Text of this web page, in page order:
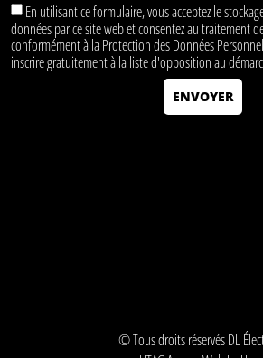
En utilisant ce formulaire, vous acceptez le
données par ce site web et consentez au traitement
conformément à laProtection des Données
inscrire gratuitement à la liste d'opposition au
ENVOYER
© Tous droits réservés DL